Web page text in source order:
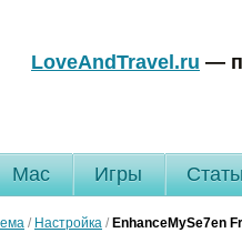
LoveAndTravel.ru —
Mac Игры
/ Настройка / EnhanceMySe7en